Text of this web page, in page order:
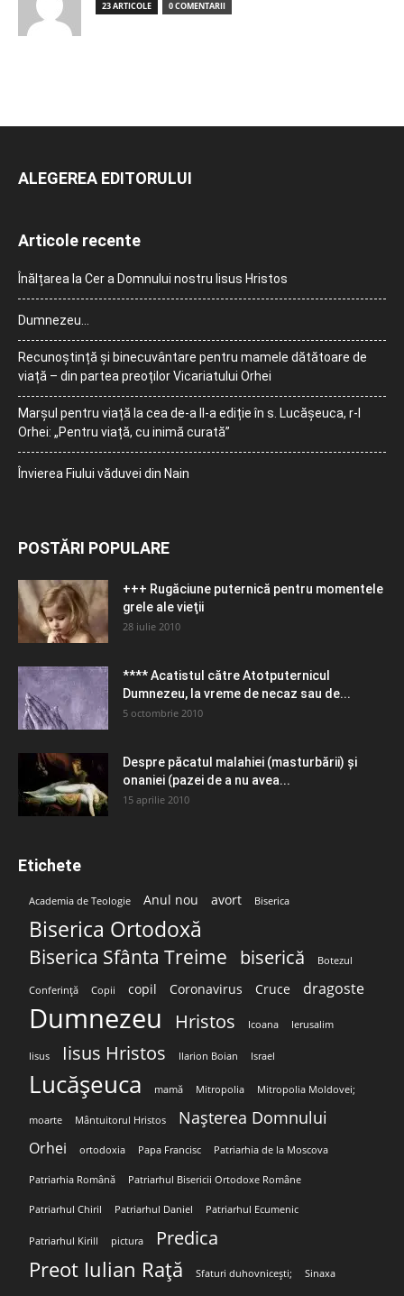
23 ARTICOLE 0 COMENTARII
ALEGEREA EDITORULUI
Articole recente
Înălțarea la Cer a Domnului nostru Iisus Hristos
Dumnezeu…
Recunoștință și binecuvântare pentru mamele dătătoare de
viață – din partea preoților Vicariatului Orhei
Marșul pentru viață la cea de-a II-a ediție în s. Lucășeuca, r-l
Orhei: „Pentru viață, cu inimă curată”
Învierea Fiului văduvei din Nain
POSTĂRI POPULARE
+++ Rugăciune puternică pentru momentele
grele ale vieţii
28 iulie 2010
**** Acatistul către Atotputernicul
Dumnezeu, la vreme de necaz sau de...
5 octombrie 2010
Despre păcatul malahiei (masturbării) şi
onaniei (pazei de a nu avea...
15 aprilie 2010
Etichete
Academia de Teologie Anul nou avort Biserica
Biserica Ortodoxă
Biserica Sfânta Treime biserică Botezul
Conferință Copii copil Coronavirus Cruce dragoste
Dumnezeu Hristos Icoana Ierusalim
Iisus Iisus Hristos Ilarion Boian Israel
Lucășeuca mamă Mitropolia Mitropolia Moldovei;
moarte Mântuitorul Hristos Nașterea Domnului
Orhei ortodoxia Papa Francisc Patriarhia de la Moscova
Patriarhia Română Patriarhul Bisericii Ortodoxe Române
Patriarhul Chiril Patriarhul Daniel Patriarhul Ecumenic
Patriarhul Kirill pictura Predica
Preot Iulian Rață Sfaturi duhovnicești; Sinaxa